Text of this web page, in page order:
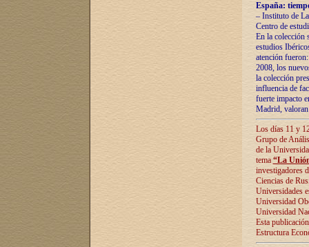
España:
– Instituto de
Centro de
En la colección
estudios
atención
2008, los
la colección
influencia de
fuerte impacto
Madrid,
Los días 11 y
Grupo de
de la
tema “La
investigadores
Ciencias de
Universidades
Universidad
Universidad
Esta
Estructura